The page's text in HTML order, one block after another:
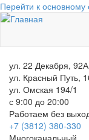
Перейти к
ул. 22 Декабря, 92А
ул. Красный Путь,
ул. Омская 194/1
с 9:00 до 20:00
Работаем без
+7 (3812) 380-330
Многоканальный